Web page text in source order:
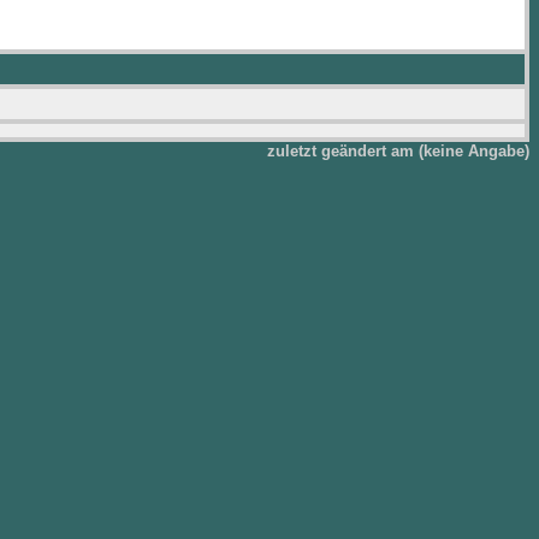
zuletzt geändert am (keine Angabe)